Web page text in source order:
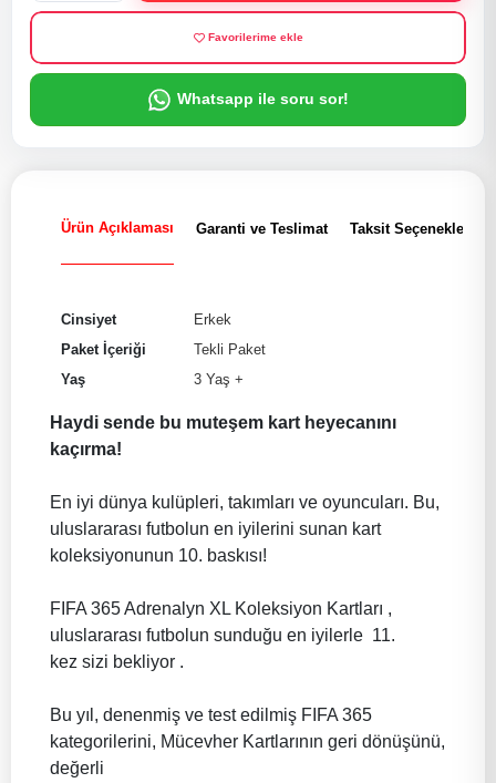
Favorilerime ekle
Whatsapp ile soru sor!
Ürün Açıklaması Garanti ve Teslimat Taksit Seçenekleri
Cinsiyet
Erkek
Paket İçeriği
Tekli Paket
Yaş
3 Yaş +
Haydi sende bu muteşem kart heyecanını
kaçırma!
En iyi dünya kulüpleri, takımları ve oyuncuları. Bu,
uluslararası futbolun en iyilerini sunan kart
koleksiyonunun 10. baskısı!
FIFA 365 Adrenalyn XL Koleksiyon Kartları ,
uluslararası futbolun sunduğu en iyilerle 11.
kez sizi bekliyor .
Bu yıl, denenmiş ve test edilmiş FIFA 365
kategorilerini, Mücevher Kartlarının geri dönüşünü,
değerli